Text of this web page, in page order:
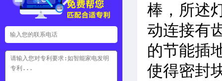
棒，所述
动连接有
的节能插
使得密封